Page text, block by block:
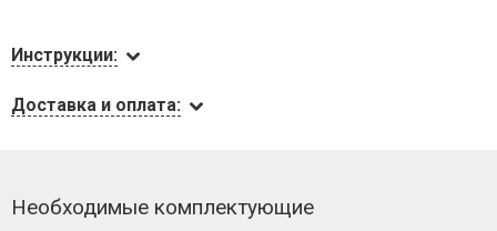
Инструкции:
Доставка и оплата:
Необходимые комплектующие